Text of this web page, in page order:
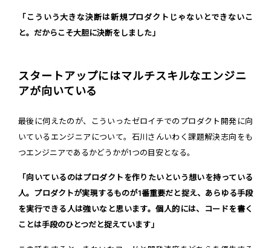
「こういう大きな決断は新規プロダクトじゃないとできないこ
と。だからこそ大胆に決断をしました」
スタートアップにはマルチスキルなエンジニ
アが向いている
最後に伺えたのが、こういったゼロイチでのプロダクト開発に向
いているエンジニアについて。石川さんいわく課題解決志向をも
つエンジニアであるかどうかが1つの目安となる。
「向いているのはプロダクトを作りたいという想いを持っている
人。プロダクトが実現するものが1番重要だと捉え、あらゆる手段
を実行できる人は強いなと思います。個人的には、コードを書く
ことは手段のひとつだと捉えています」